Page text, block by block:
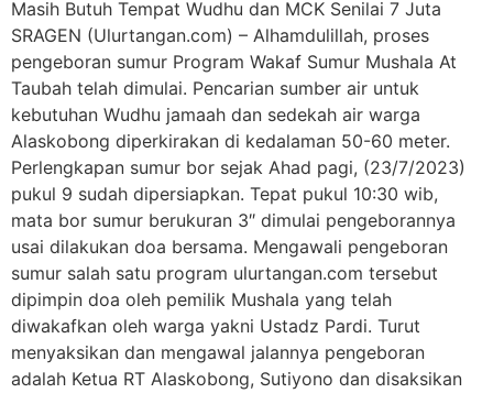
Masih Butuh Tempat Wudhu dan MCK Senilai 7 Juta
SRAGEN (Ulurtangan.com) – Alhamdulillah, proses
pengeboran sumur Program Wakaf Sumur Mushala At
Taubah telah dimulai. Pencarian sumber air untuk
kebutuhan Wudhu jamaah dan sedekah air warga
Alaskobong diperkirakan di kedalaman 50-60 meter.
Perlengkapan sumur bor sejak Ahad pagi, (23/7/2023)
pukul 9 sudah dipersiapkan. Tepat pukul 10:30 wib,
mata bor sumur berukuran 3″ dimulai pengeborannya
usai dilakukan doa bersama. Mengawali pengeboran
sumur salah satu program ulurtangan.com tersebut
dipimpin doa oleh pemilik Mushala yang telah
diwakafkan oleh warga yakni Ustadz Pardi. Turut
menyaksikan dan mengawal jalannya pengeboran
adalah Ketua RT Alaskobong, Sutiyono dan disaksikan